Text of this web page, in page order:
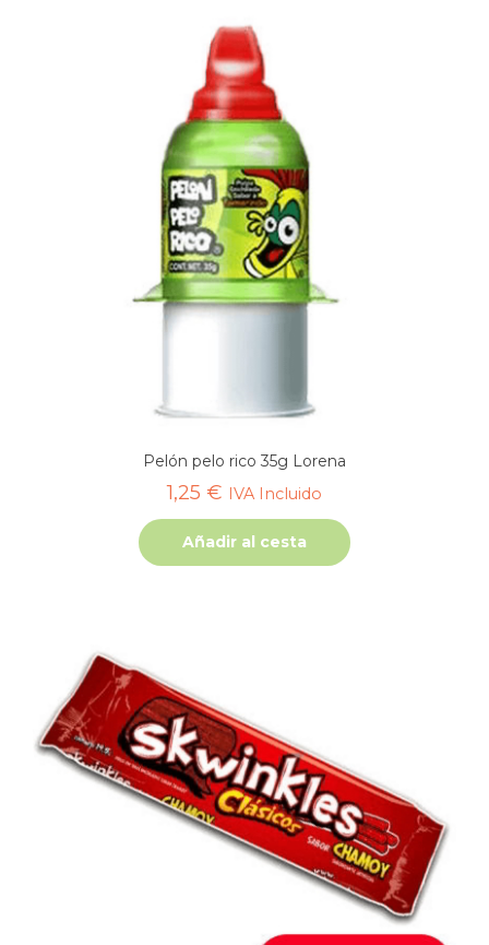
Pelón pelo rico 35g Lorena
1,25 € IVA Incluido
Añadir al cesta